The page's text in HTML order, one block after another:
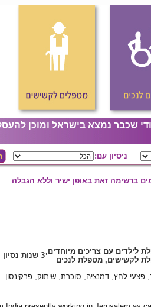
שכבר נמצא בישראל ומוכן
ניסיון עם:
ברשימה זאת באופן ישיר וללא הגבלה
לילדים עם צריכים מיוחדים,
לקשישים, מטפלת לנכים
3 שנות נסיון
פצעי לחץ, דמנציה, סוכרת, שיתוק, פרקינסון